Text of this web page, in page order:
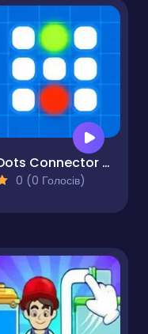
Dots Connector Puzzle
0 (0 Голосів)